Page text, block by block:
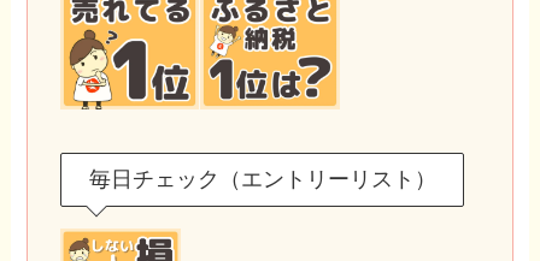
毎日チェック（エントリーリスト）